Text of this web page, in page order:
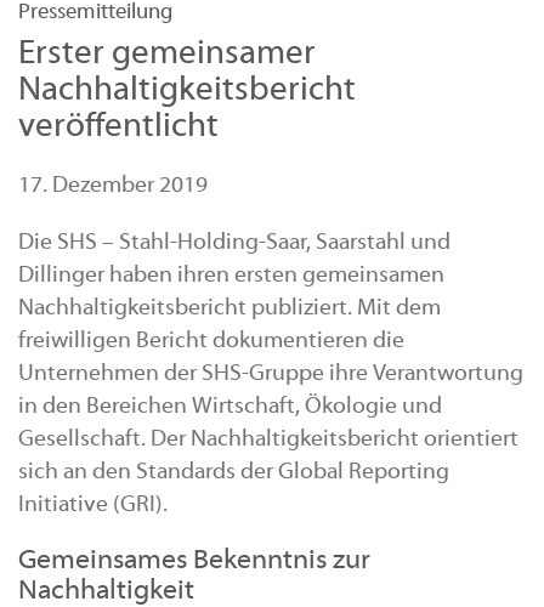
Pressemitteilung
Erster gemeinsamer
Nachhaltigkeitsbericht
veröffentlicht
17. Dezember 2019
Die SHS – Stahl-Holding-Saar, Saarstahl und
Dillinger haben ihren ersten gemeinsamen
Nachhaltigkeitsbericht publiziert. Mit dem
freiwilligen Bericht dokumentieren die
Unternehmen der SHS-Gruppe ihre Verantwortung
in den Bereichen Wirtschaft, Ökologie und
Gesellschaft. Der Nachhaltigkeitsbericht orientiert
sich an den Standards der Global Reporting
Initiative (GRI).
Gemeinsames Bekenntnis zur
Nachhaltigkeit